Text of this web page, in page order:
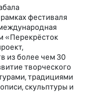
фестиваля
«Перекрёсток
из более чем 30
творческого
традициями
скульптуры и